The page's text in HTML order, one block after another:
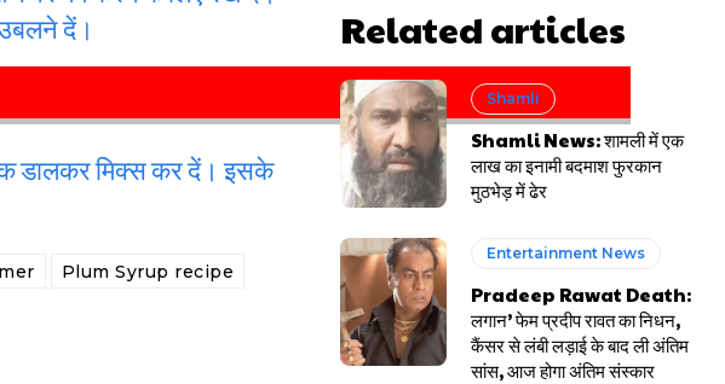
दें।
डालकर मिक्स कर दें। इसके
Plum Syrup recipe
Related articles
Shamli
Shamli News: शामली में एक
लाख का इनामी बदमाश फुरकान
मुठभेड़ में ढेर
Entertainment News
Pradeep Rawat Death:
लगान’ फेम प्रदीप रावत का निधन,
कैंसर से लंबी लड़ाई के बाद ली अंतिम
सांस, आज होगा अंतिम संस्कार